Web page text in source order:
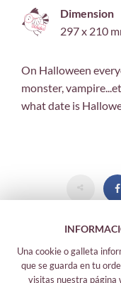
Dimension
297 x 210
On Halloween
monster,
what date is
Una cookie o galleta
que se guarda en tu
visitas nuestra página